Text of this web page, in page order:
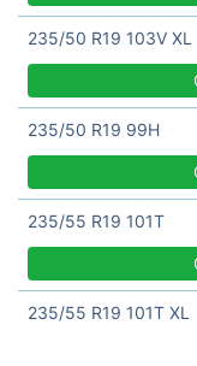
235/50 R19 103V XL
235/50 R19 99H
235/55 R19 101T
235/55 R19 101T XL